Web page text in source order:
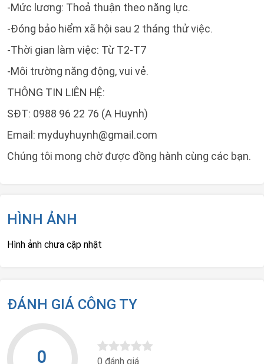
-Mức lương: Thoả thuận theo năng lực.
-Đóng bảo hiểm xã hội sau 2 tháng thử việc.
-Thời gian làm việc: Từ T2-T7
-Môi trường năng động, vui vẻ.
THÔNG TIN LIÊN HỆ:
SĐT: 0988 96 22 76 (A Huynh)
Email: myduyhuynh@gmail.com
Chúng tôi mong chờ được đồng hành cùng các bạn.
HÌNH ẢNH
Hình ảnh chưa cập nhật
ĐÁNH GIÁ CÔNG TY
0 0 đánh giá